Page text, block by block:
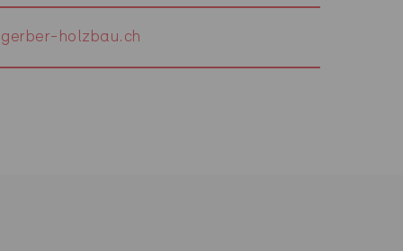
holzbau.ch